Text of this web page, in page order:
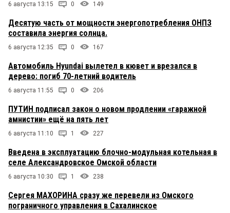
6 августа 13:15 0 149
Десятую часть от мощности энергопотребления ОНПЗ
составила энергия солнца.
6 августа 12:35 0 167
Автомобиль Hyundai вылетел в кювет и врезался в
дерево: погиб 70-летний водитель
6 августа 11:55 0 206
ПУТИН подписал закон о новом продлении «гаражной
амнистии» ещё на пять лет
6 августа 11:10 1 227
Введена в эксплуатацию блочно-модульная котельная в
селе Александровское Омской области
6 августа 10:30 1 238
Сергея МАХОРИНА сразу же перевели из Омского
пограничного управления в Сахалинское